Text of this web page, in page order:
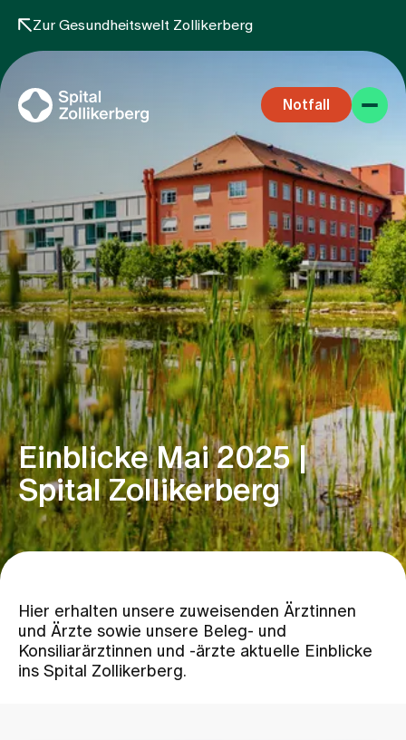
Zur Gesundheitswelt Zollikerberg
Notfall
Fachbereiche
Aufenthalt
Team
Zuweisende
Events
Aktuelles
Einblicke Mai 2025 |
Spital Zollikerberg
Hier erhalten unsere zuweisenden Ärztinnen
und Ärzte sowie unsere Beleg- und
Konsiliarärztinnen und -ärzte aktuelle Einblicke
ins Spital Zollikerberg.